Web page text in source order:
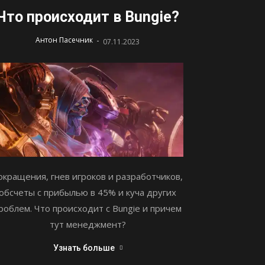
происходит в Bungie?
Антон Пасечник - 07.11.2023
гнев игроков и разработчиков,
с прибылью в 45% и куча других
Что происходит с Bungie и причем
тут менеджмент?
Узнать больше